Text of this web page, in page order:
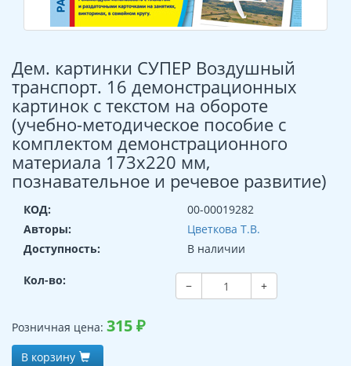
Дем. картинки СУПЕР Воздушный
транспорт. 16 демонстрационных
картинок с текстом на обороте
(учебно-методическое пособие с
комплектом демонстрационного
материала 173х220 мм,
познавательное и речевое развитие)
КОД:
00-00019282
Авторы:
Цветкова Т.В.
Доступность:
В наличии
Кол-во: − +
Розничная цена: 315₽
В корзину